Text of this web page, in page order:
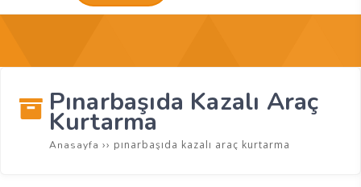
Pınarbaşıda Kazalı Araç
Kurtarma
Anasayfa ›› pınarbaşıda kazalı araç kurtarma